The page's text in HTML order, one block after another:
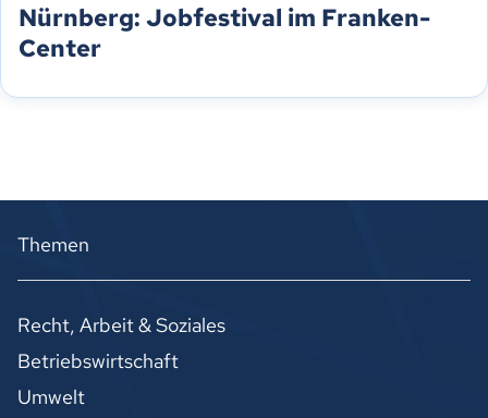
Nürnberg: Jobfestival im Franken-
Center
Themen
Recht, Arbeit & Soziales
Betriebswirtschaft
Umwelt